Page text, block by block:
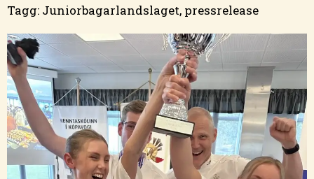
Tagg: Juniorbagarlandslaget, pressrelease